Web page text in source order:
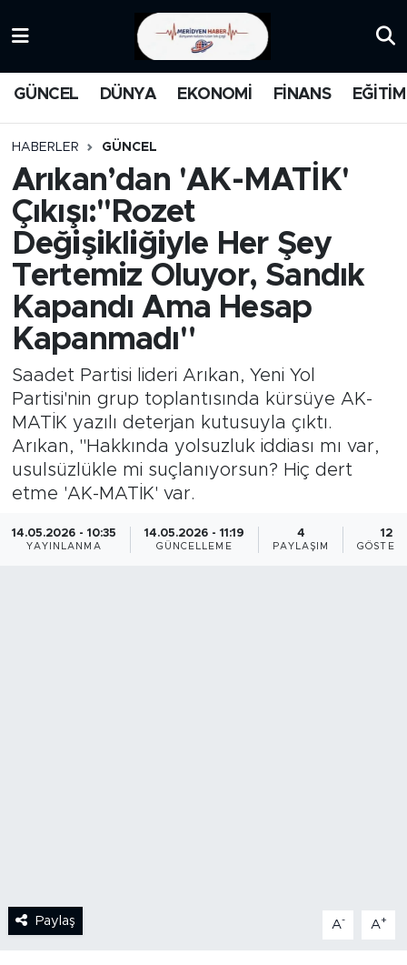
GÜNCEL DÜNYA EKONOMİ FİNANS EĞİTİM
HABERLER GÜNCEL
Arıkan’dan 'AK-MATİK'
Çıkışı:''Rozet
Değişikliğiyle Her Şey
Tertemiz Oluyor, Sandık
Kapandı Ama Hesap
Kapanmadı"
Saadet Partisi lideri Arıkan, Yeni Yol
Partisi'nin grup toplantısında kürsüye AK-
MATİK yazılı deterjan kutusuyla çıktı.
Arıkan, "Hakkında yolsuzluk iddiası mı var,
usulsüzlükle mi suçlanıyorsun? Hiç dert
etme 'AK-MATİK' var.
14.05.2026 - 10:35
YAYINLANMA
14.05.2026 - 11:19
GÜNCELLEME
4
PAYLAŞIM
12
Paylaş A- A+
MEDYA
FİNANS
DÜNYA
GÜNCEL
KARİKATÜR
BİLİM-TEKNOLOJİ
RÖPÖRTAJ
ANALİZ
KÜLTÜR SANAT
Trafik Durumu
Süper Lig Puan Durumu ve Fikstür
Tüm Manşetler
Son Dakika Haberleri
Haber Arşivi